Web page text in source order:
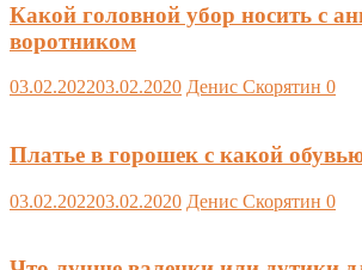
Какой головной убор носить с
воротником
03.02.202203.02.2020 Денис Скорятин 0
Платье в горошек с какой
03.02.202203.02.2020 Денис Скорятин 0